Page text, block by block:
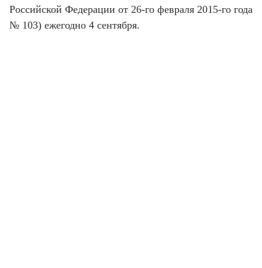
Российской Федерации от 26-го февраля 2015-го года
№ 103) ежегодно 4 сентября.